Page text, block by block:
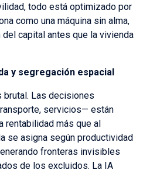
todo está optimizado por
como una máquina sin alma,
capital antes que la vivienda
y segregación espacial
brutal. Las decisiones
servicios— están
rentabilidad más que al
se asigna según productividad
fronteras invisibles
de los excluidos. La IA